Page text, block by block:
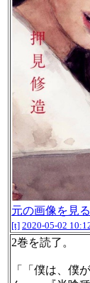
元の画像を見る
[t] 2020-05-02
2巻を読了。
「「僕は、僕